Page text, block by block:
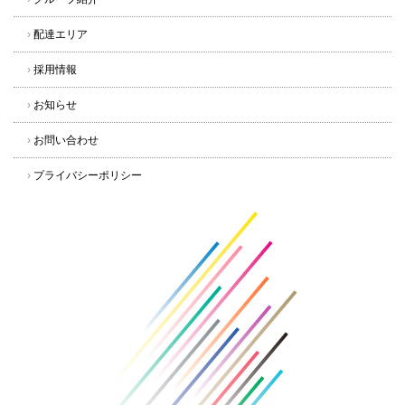
› 配達エリア
› 採用情報
› お知らせ
› お問い合わせ
› プライバシーポリシー